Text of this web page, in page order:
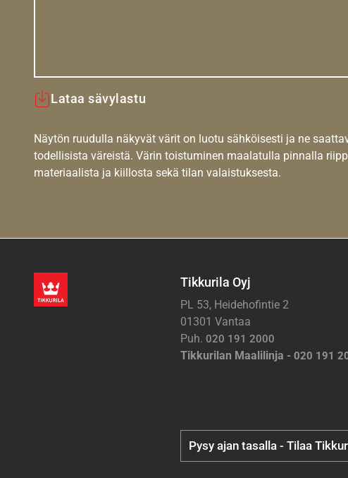
Lataa sävylastu
Näytön ruudulla näkyvät värit on luotu sähköisesti ja ne
todellisista väreistä. Värin toistuminen maalatulla pinnalla
materiaalista ja kiillosta sekä tilan valaistuksesta.
Tikkurila Oyj
PL 53, Heidehofintie 2
01301 Vantaa
Puh. 020 191 2000
Tikkurilan Maalilinja - 020 191
Pysy ajan tasalla - Tilaa